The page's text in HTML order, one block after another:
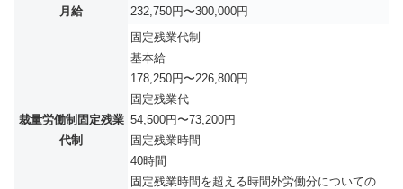
月給
232,750円〜300,000円
裁量労働制固定残業
代制
固定残業代制
基本給
178,250円〜226,800円
固定残業代
54,500円〜73,200円
固定残業時間
40時間
固定残業時間を超える時間外労働分についての